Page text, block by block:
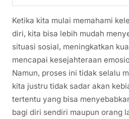
Ketika kita mulai memahami
diri, kita bisa lebih mudah
situasi sosial, meningkatkan
mencapai kesejahteraan
Namun, proses ini tidak selalu
kita justru tidak sadar akan
tertentu yang bisa
bagi diri sendiri maupun orang